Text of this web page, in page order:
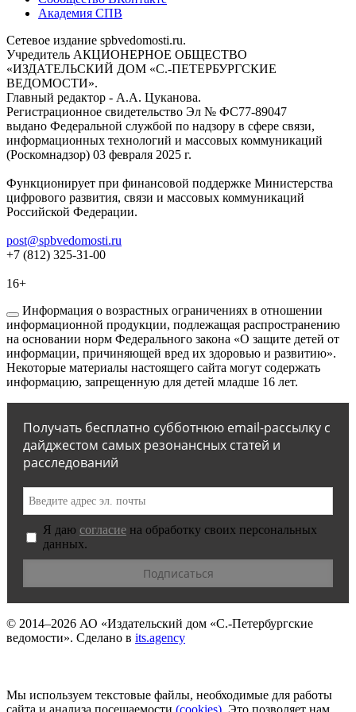
Академия СПВ
Сетевое издание spbvedomosti.ru.
Учредитель АКЦИОНЕРНОЕ ОБЩЕСТВО
«ИЗДАТЕЛЬСКИЙ ДОМ «С.-ПЕТЕРБУРГСКИЕ
ВЕДОМОСТИ».
Главный редактор - А.А. Цуканова.
Регистрационное свидетельство Эл № ФС77-89047
выдано Федеральной службой по надзору в сфере связи,
информационных технологий и массовых коммуникаций
(Роскомнадзор) 03 февраля 2025 г.
Функционирует при финансовой поддержке Министерства
цифрового развития, связи и массовых коммуникаций
Российской Федерации.
post@spbvedomosti.ru
+7 (812) 325-31-00
16+
Информация о возрастных ограничениях в отношении
информационной продукции, подлежащая распространению
на основании норм Федерального закона «О защите детей от
информации, причиняющей вред их здоровью и развитию».
Некоторые материалы настоящего сайта могут содержать
информацию, запрещенную для детей младше 16 лет.
Получать бесплатно субботнюю email-рассылку с
дайджестом самых резонансных статей и
расследований
Я даю согласие на обработку своих персональных
данных.
© 2014–2026 АО «Издательский дом «С.-Петербургские
ведомости». Сделано в its.agency
Мы используем текстовые файлы, необходимые для работы
сайта и анализа посещаемости (сookies) . Это позволяет нам